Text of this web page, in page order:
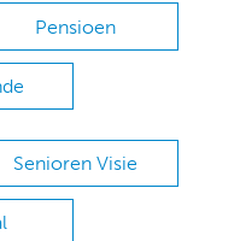
Pensioen
Senioren Visie